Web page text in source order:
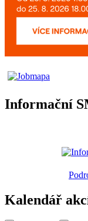
Informační
Kalendář